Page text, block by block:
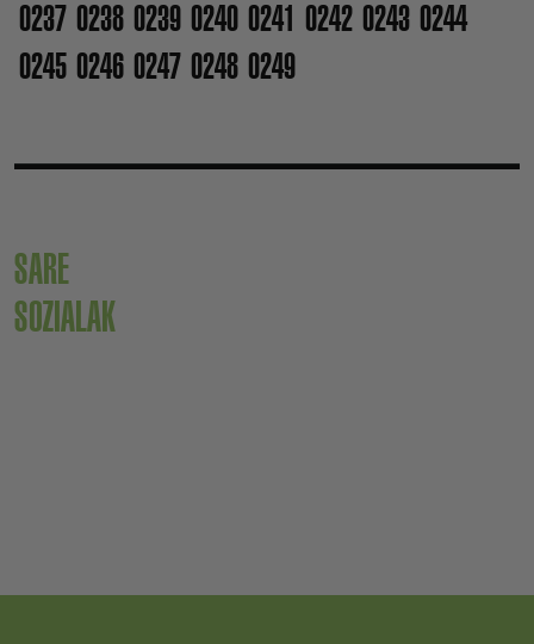
0237 0238 0239 0240 0241 0242 0243 0244
0245 0246 0247 0248 0249
SARE
SOZIALAK